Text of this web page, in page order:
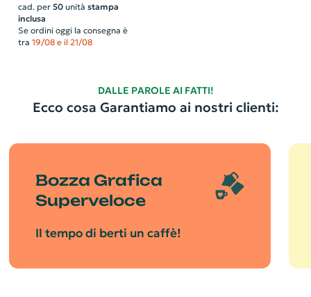
cad. per 50unità stampa
inclusa
Se ordini oggi la consegna è
tra 19/08 e il 21/08
DALLE PAROLE AI FATTI!
Ecco cosa Garantiamo ai nostri clienti:
Bozza Grafica
Superveloce
Il tempo di berti un caffè!